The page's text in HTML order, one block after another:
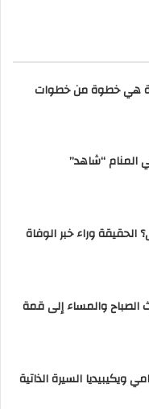
هي خطوة من خطوات
المنام “شاهد”
وراء خبر الوفاة
والمساء إلى قمة
ويكيبيديا السيرة الذاتية